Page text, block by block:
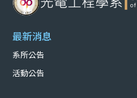
最新消息
系所公告
活動公告